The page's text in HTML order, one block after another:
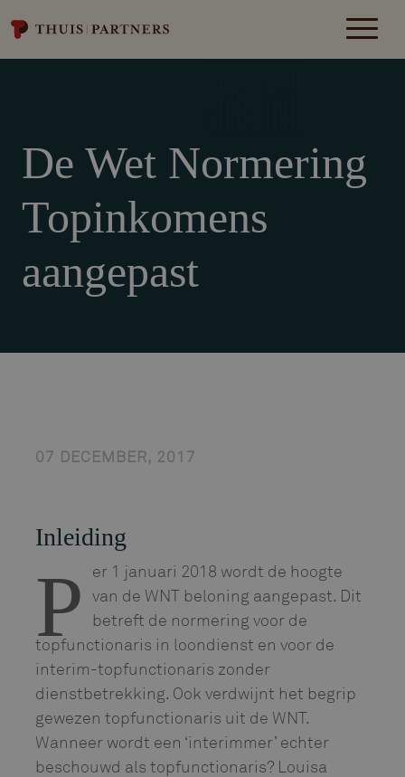
De Wet Normering
Topinkomens
aangepast
07 DECEMBER, 2017
Inleiding
P
er 1 januari 2018 wordt de hoogte
van de WNT beloning aangepast. Dit
betreft de normering voor de
topfunctionaris in loondienst en voor de
interim-topfunctionaris zonder
dienstbetrekking. Ook verdwijnt het begrip
gewezen topfunctionaris uit de WNT.
Wanneer wordt een ‘interimmer’ echter
beschouwd als topfunctionaris? Louisa